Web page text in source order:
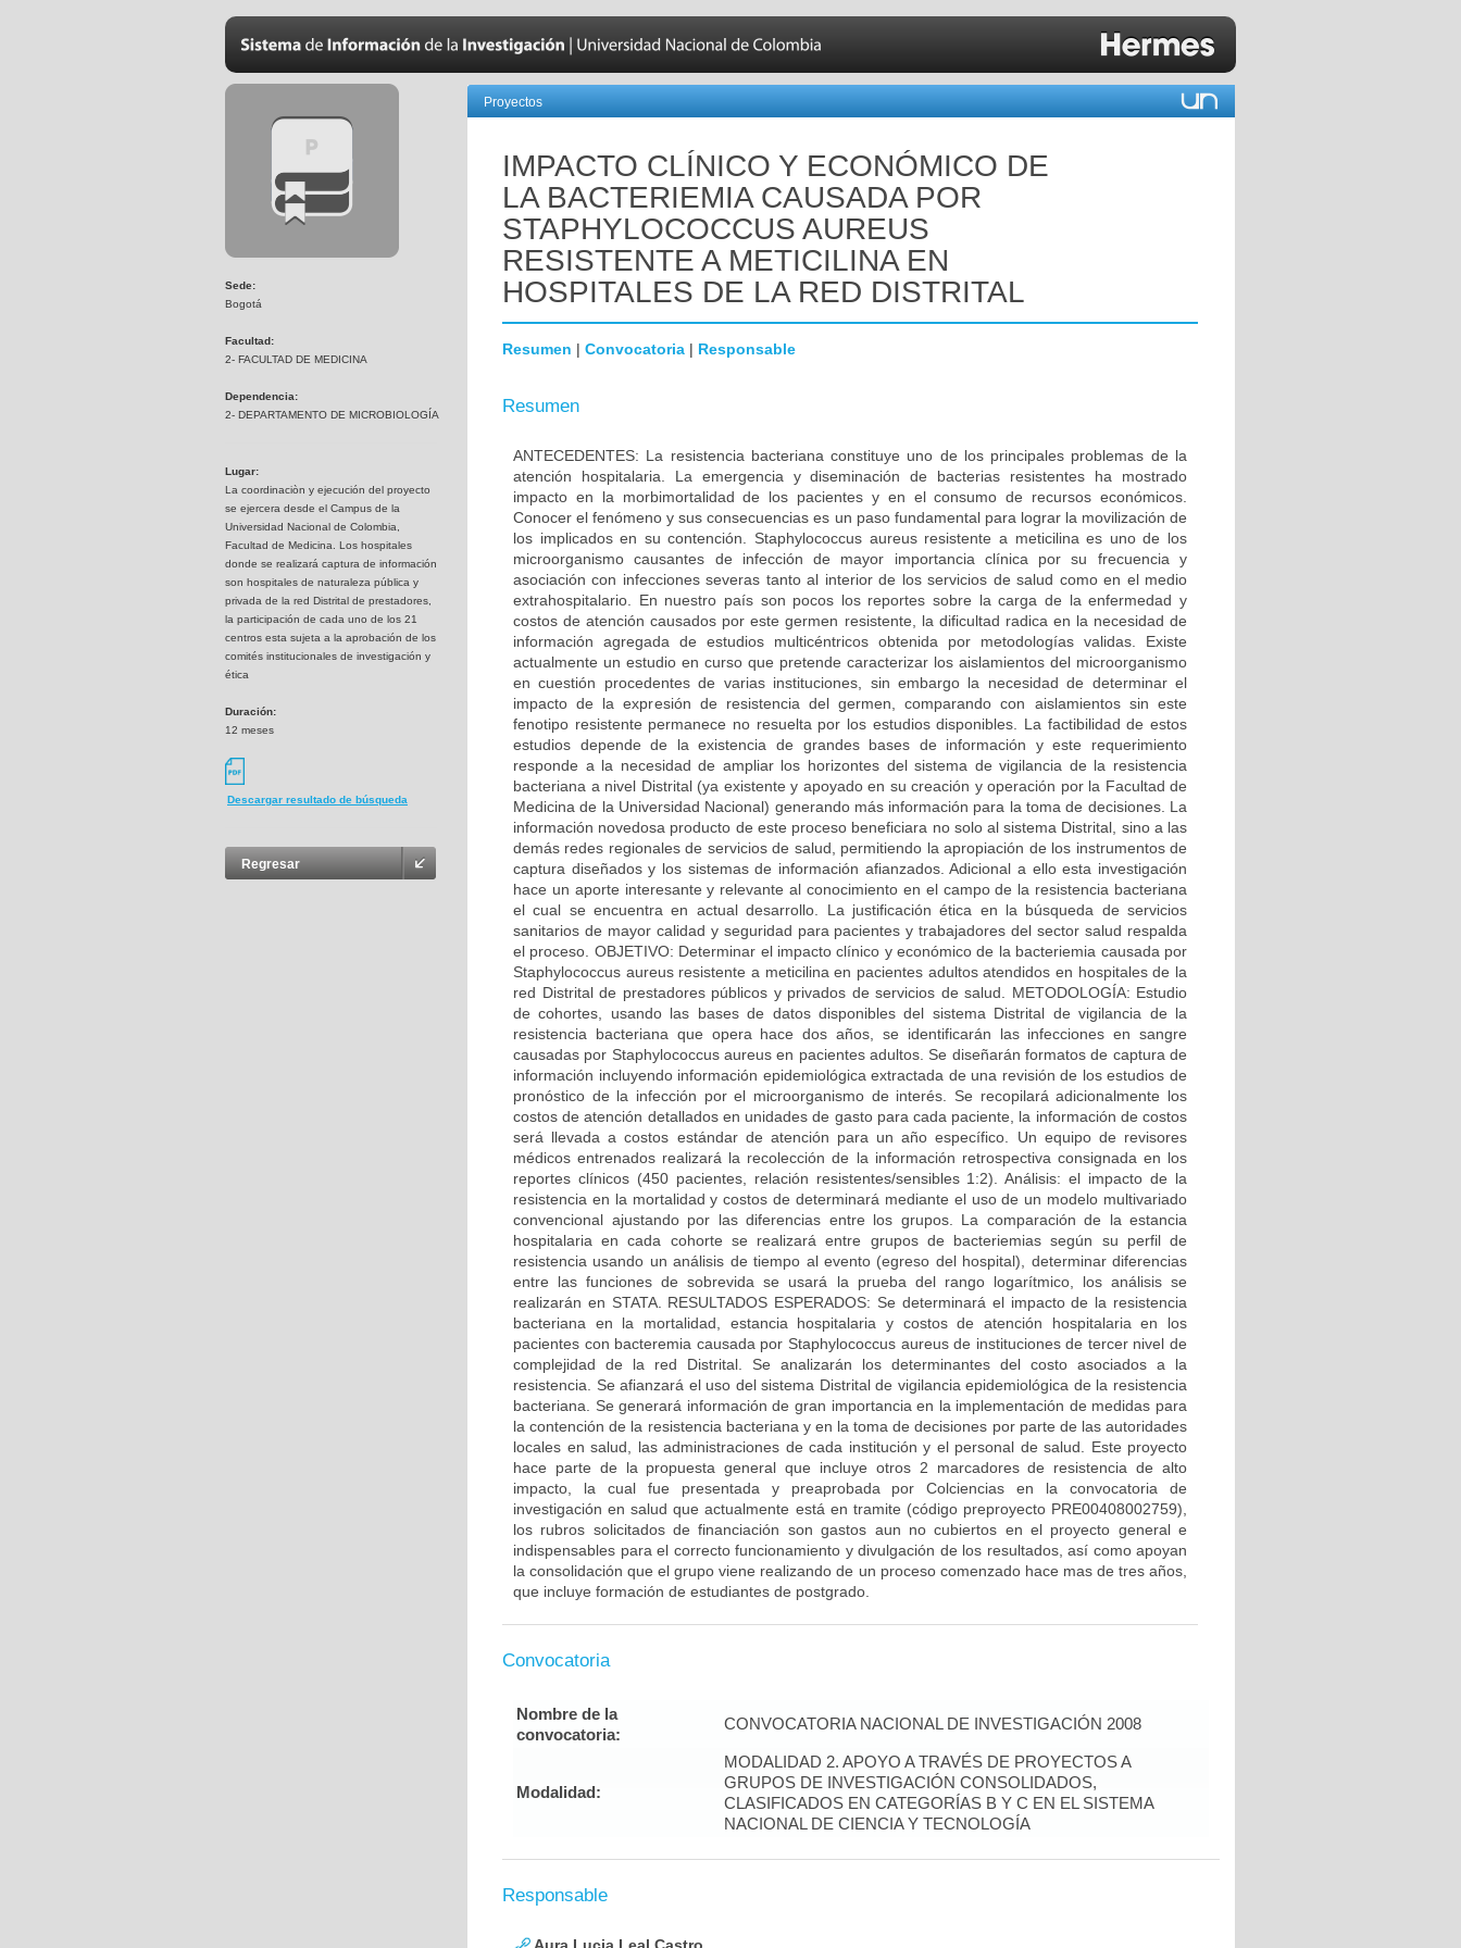
Sede:
Bogotá
Facultad:
2- FACULTAD DE MEDICINA
Dependencia:
2- DEPARTAMENTO DE MICROBIOLOGÍA
Lugar:
La coordinaciòn y ejecución del proyecto
se ejercera desde el Campus de la
Universidad Nacional de Colombia,
Facultad de Medicina. Los hospitales
donde se realizará captura de información
son hospitales de naturaleza pública y
privada de la red Distrital de prestadores,
la participación de cada uno de los 21
centros esta sujeta a la aprobación de los
comités institucionales de investigación y
ética
Duración:
12 meses
Descargar resultado de búsqueda
Regresar
Proyectos
IMPACTO CLÍNICO Y ECONÓMICO DE
LA BACTERIEMIA CAUSADA POR
STAPHYLOCOCCUS AUREUS
RESISTENTE A METICILINA EN
HOSPITALES DE LA RED DISTRITAL
Resumen | Convocatoria | Responsable
Resumen
ANTECEDENTES: La resistencia bacteriana constituye uno de los principales problemas de la
atención hospitalaria. La emergencia y diseminación de bacterias resistentes ha mostrado
impacto en la morbimortalidad de los pacientes y en el consumo de recursos económicos.
Conocer el fenómeno y sus consecuencias es un paso fundamental para lograr la movilización de
los implicados en su contención. Staphylococcus aureus resistente a meticilina es uno de los
microorganismo causantes de infección de mayor importancia clínica por su frecuencia y
asociación con infecciones severas tanto al interior de los servicios de salud como en el medio
extrahospitalario. En nuestro país son pocos los reportes sobre la carga de la enfermedad y
costos de atención causados por este germen resistente, la dificultad radica en la necesidad de
información agregada de estudios multicéntricos obtenida por metodologías validas. Existe
actualmente un estudio en curso que pretende caracterizar los aislamientos del microorganismo
en cuestión procedentes de varias instituciones, sin embargo la necesidad de determinar el
impacto de la expresión de resistencia del germen, comparando con aislamientos sin este
fenotipo resistente permanece no resuelta por los estudios disponibles. La factibilidad de estos
estudios depende de la existencia de grandes bases de información y este requerimiento
responde a la necesidad de ampliar los horizontes del sistema de vigilancia de la resistencia
bacteriana a nivel Distrital (ya existente y apoyado en su creación y operación por la Facultad de
Medicina de la Universidad Nacional) generando más información para la toma de decisiones. La
información novedosa producto de este proceso beneficiara no solo al sistema Distrital, sino a las
demás redes regionales de servicios de salud, permitiendo la apropiación de los instrumentos de
captura diseñados y los sistemas de información afianzados. Adicional a ello esta investigación
hace un aporte interesante y relevante al conocimiento en el campo de la resistencia bacteriana
el cual se encuentra en actual desarrollo. La justificación ética en la búsqueda de servicios
sanitarios de mayor calidad y seguridad para pacientes y trabajadores del sector salud respalda
el proceso. OBJETIVO: Determinar el impacto clínico y económico de la bacteriemia causada por
Staphylococcus aureus resistente a meticilina en pacientes adultos atendidos en hospitales de la
red Distrital de prestadores públicos y privados de servicios de salud. METODOLOGÍA: Estudio
de cohortes, usando las bases de datos disponibles del sistema Distrital de vigilancia de la
resistencia bacteriana que opera hace dos años, se identificarán las infecciones en sangre
causadas por Staphylococcus aureus en pacientes adultos. Se diseñarán formatos de captura de
información incluyendo información epidemiológica extractada de una revisión de los estudios de
pronóstico de la infección por el microorganismo de interés. Se recopilará adicionalmente los
costos de atención detallados en unidades de gasto para cada paciente, la información de costos
será llevada a costos estándar de atención para un año específico. Un equipo de revisores
médicos entrenados realizará la recolección de la información retrospectiva consignada en los
reportes clínicos (450 pacientes, relación resistentes/sensibles 1:2). Análisis: el impacto de la
resistencia en la mortalidad y costos de determinará mediante el uso de un modelo multivariado
convencional ajustando por las diferencias entre los grupos. La comparación de la estancia
hospitalaria en cada cohorte se realizará entre grupos de bacteriemias según su perfil de
resistencia usando un análisis de tiempo al evento (egreso del hospital), determinar diferencias
entre las funciones de sobrevida se usará la prueba del rango logarítmico, los análisis se
realizarán en STATA. RESULTADOS ESPERADOS: Se determinará el impacto de la resistencia
bacteriana en la mortalidad, estancia hospitalaria y costos de atención hospitalaria en los
pacientes con bacteremia causada por Staphylococcus aureus de instituciones de tercer nivel de
complejidad de la red Distrital. Se analizarán los determinantes del costo asociados a la
resistencia. Se afianzará el uso del sistema Distrital de vigilancia epidemiológica de la resistencia
bacteriana. Se generará información de gran importancia en la implementación de medidas para
la contención de la resistencia bacteriana y en la toma de decisiones por parte de las autoridades
locales en salud, las administraciones de cada institución y el personal de salud. Este proyecto
hace parte de la propuesta general que incluye otros 2 marcadores de resistencia de alto
impacto, la cual fue presentada y preaprobada por Colciencias en la convocatoria de
investigación en salud que actualmente está en tramite (código preproyecto PRE00408002759),
los rubros solicitados de financiación son gastos aun no cubiertos en el proyecto general e
indispensables para el correcto funcionamiento y divulgación de los resultados, así como apoyan
la consolidación que el grupo viene realizando de un proceso comenzado hace mas de tres años,
que incluye formación de estudiantes de postgrado.
Convocatoria
Nombre de la
convocatoria:
CONVOCATORIA NACIONAL DE INVESTIGACIÓN 2008
Modalidad:
MODALIDAD 2. APOYO A TRAVÉS DE PROYECTOS A
GRUPOS DE INVESTIGACIÓN CONSOLIDADOS,
CLASIFICADOS EN CATEGORÍAS B Y C EN EL SISTEMA
NACIONAL DE CIENCIA Y TECNOLOGÍA
Responsable